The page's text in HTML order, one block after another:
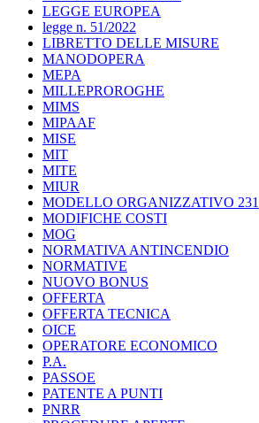
LEGGE EUROPEA
legge n. 51/2022
LIBRETTO DELLE MISURE
MANODOPERA
MEPA
MILLEPROROGHE
MIMS
MIPAAF
MISE
MIT
MITE
MIUR
MODELLO ORGANIZZATIVO 231
MODIFICHE COSTI
MOG
NORMATIVA ANTINCENDIO
NORMATIVE
NUOVO BONUS
OFFERTA
OFFERTA TECNICA
OICE
OPERATORE ECONOMICO
P.A.
PASSOE
PATENTE A PUNTI
PNRR